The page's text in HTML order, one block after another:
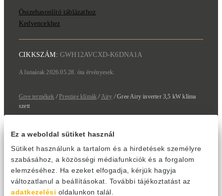
Ez a weboldal sütiket használ
Sütiket használunk a tartalom és a hirdetések személyre
szabásához, a közösségi médiafunkciók és a forgalom
elemzéséhez. Ha ezeket elfogadja, kérjük hagyja
változatlanul a beállításokat. További tájékoztatást az
adatkezelési oldalunkon talál.
Összehasonlító táblázathoz
Kedvencekhez
CIKKSZÁM: GWH12AVCXD-K6DNA1A
A listaárak 2026.05.28. óta érvényesek.
Gree termékek / Prestige klímák /Airy /Gree Airy inverter 3,5 kW klíma
szett
TÉLIESÍTETT
NYOMTATVÁNYOK